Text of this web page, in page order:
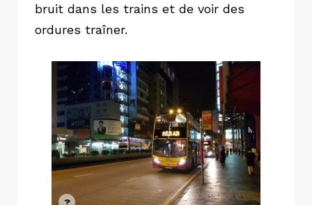
bruit dans les trains et de voir des
ordures traîner.